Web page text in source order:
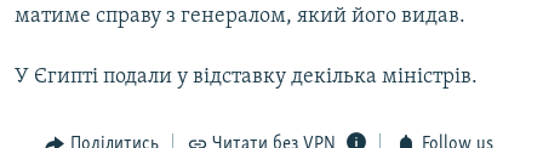
матиме справу з генералом, який його видав.
У Єгипті подали у відставку декілька міністрів.